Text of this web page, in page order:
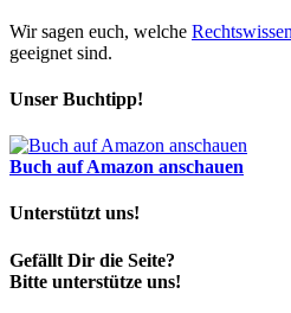
Wir sagen euch, welche
geeignet sind.
Unser Buchtipp!
Buch auf Amazon anschauen
Unterstützt uns!
Gefällt Dir die Seite?
Bitte unterstütze uns!